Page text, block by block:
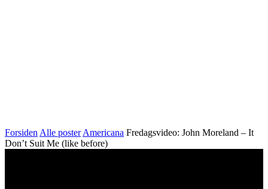
Forsiden Alle poster Americana Fredagsvideo: John Moreland – It
Don’t Suit Me (like before)